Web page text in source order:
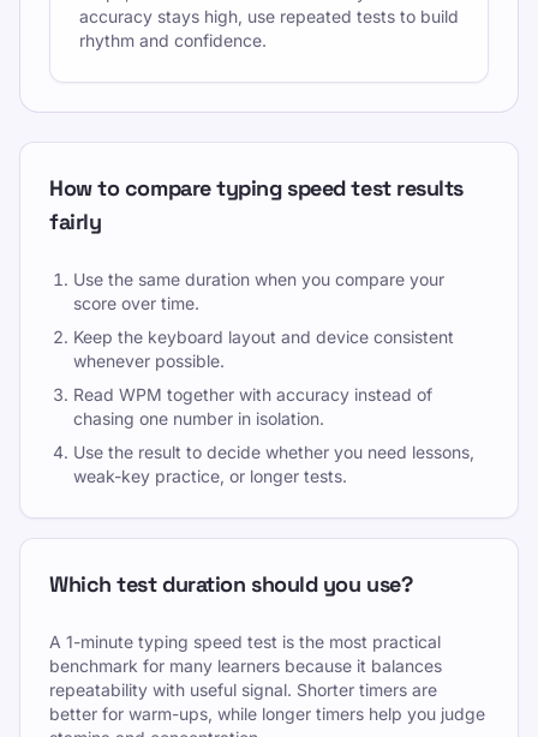
accuracy stays high, use repeated tests to build
rhythm and confidence.
How to compare typing speed test results
fairly
Use the same duration when you compare your
score over time.
Keep the keyboard layout and device consistent
whenever possible.
Read WPM together with accuracy instead of
chasing one number in isolation.
Use the result to decide whether you need lessons,
weak-key practice, or longer tests.
Which test duration should you use?
A 1-minute typing speed test is the most practical
benchmark for many learners because it balances
repeatability with useful signal. Shorter timers are
better for warm-ups, while longer timers help you judge